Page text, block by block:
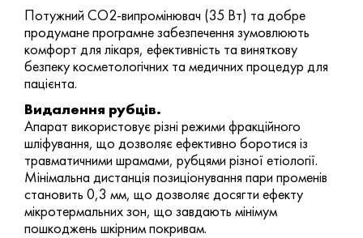
Потужний СО2-випромінювач (35 Вт) та добре
продумане програмне забезпечення зумовлюють
комфорт для лікаря, ефективність та виняткову
безпеку косметологічних та медичних процедур для
пацієнта.
Видалення рубців.
Апарат використовує різні режими фракційного
шліфування, що дозволяє ефективно боротися із
травматичними шрамами, рубцями різної етіології.
Мінімальна дистанція позиціонування пари променів
становить 0,3 мм, що дозволяє досягти ефекту
мікротермальних зон, що завдають мінімум
пошкоджень шкірним покривам.